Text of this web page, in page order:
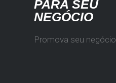
PARA SEU
NEGÓCIO
Promova seu negócio